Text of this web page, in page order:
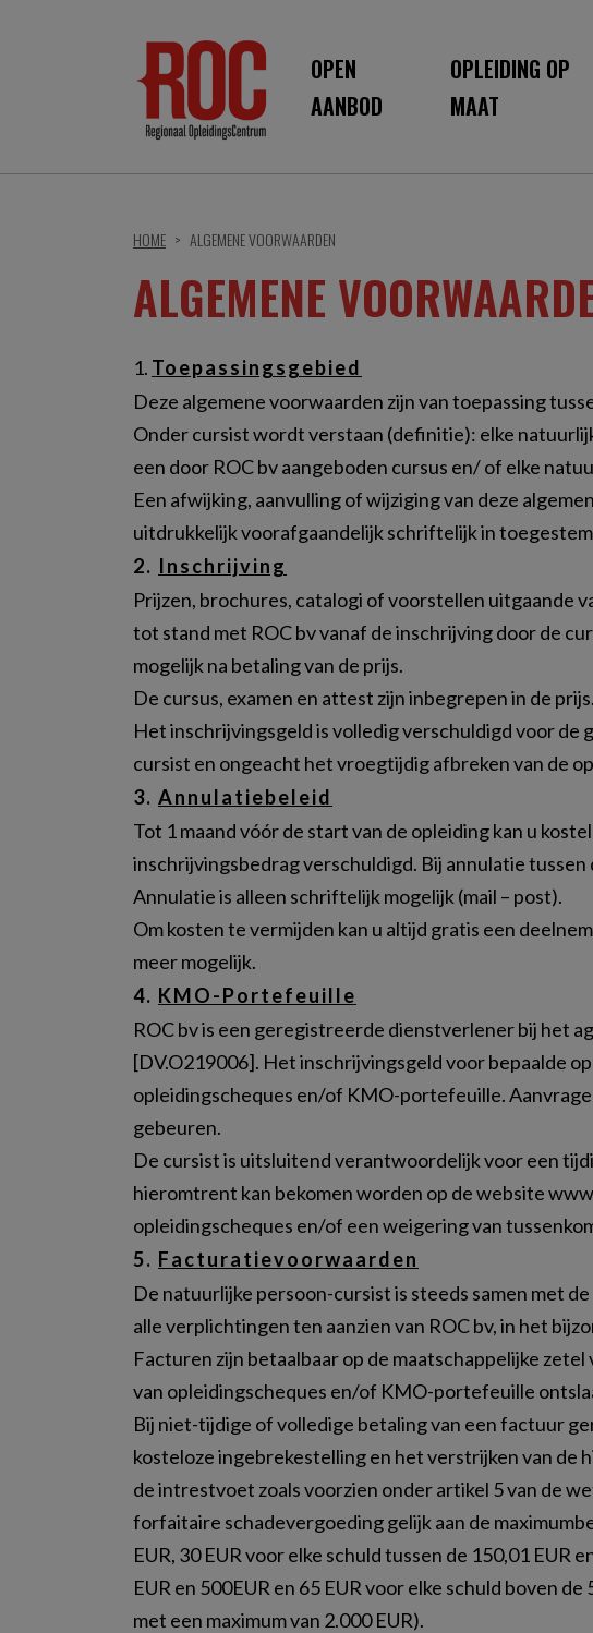
OPEN
AANBOD
OPLEIDING OP
MAAT
HOME ALGEMENE VOORWAARDEN
ALGEMENE
1. Toepassingsgebied
Deze algemene voorwaarden zijn van toepassing
Onder cursist wordt verstaan (definitie): elke
een door ROC bv aangeboden cursus en/ of elke
Een afwijking, aanvulling of wijziging van deze
uitdrukkelijk voorafgaandelijk schriftelijk in
2. Inschrijving
Prijzen, brochures, catalogi of voorstellen uitgaande
tot stand met ROC bv vanaf de inschrijving door de
mogelijk na betaling van de prijs.
De cursus, examen en attest zijn inbegrepen in de prijs.
Het inschrijvingsgeld is volledig verschuldigd voor de
cursist en ongeacht het vroegtijdig afbreken van de
3. Annulatiebeleid
Tot 1 maand vóór de start van de opleiding kan u
inschrijvingsbedrag verschuldigd. Bij annulatie
Annulatie is alleen schriftelijk mogelijk (mail – post).
Om kosten te vermijden kan u altijd gratis een
meer mogelijk.
4. KMO-Portefeuille
ROC bv is een geregistreerde dienstverlener bij het
[DV.O219006]. Het inschrijvingsgeld voor bepaalde
opleidingscheques en/of KMO-portefeuille.
gebeuren.
De cursist is uitsluitend verantwoordelijk voor een
hieromtrent kan bekomen worden op de website
opleidingscheques en/of een weigering van
5. Facturatievoorwaarden
De natuurlijke persoon-cursist is steeds samen met
alle verplichtingen ten aanzien van ROC bv, in het
Facturen zijn betaalbaar op de maatschappelijke
van opleidingscheques en/of KMO-portefeuille
Bij niet-tijdige of volledige betaling van een factuur
kosteloze ingebrekestelling en het verstrijken van
de intrestvoet zoals voorzien onder artikel 5 van de
forfaitaire schadevergoeding gelijk aan de
EUR, 30 EUR voor elke schuld tussen de 150,01
EUR en 500EUR en 65 EUR voor elke schuld boven
met een maximum van 2.000 EUR).